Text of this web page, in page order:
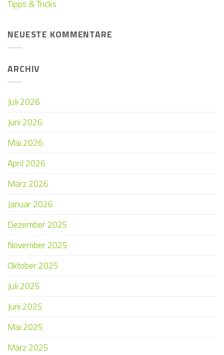
Tipps & Tricks
NEUESTE KOMMENTARE
ARCHIV
Juli 2026
Juni 2026
Mai 2026
April 2026
März 2026
Januar 2026
Dezember 2025
November 2025
Oktober 2025
Juli 2025
Juni 2025
Mai 2025
März 2025